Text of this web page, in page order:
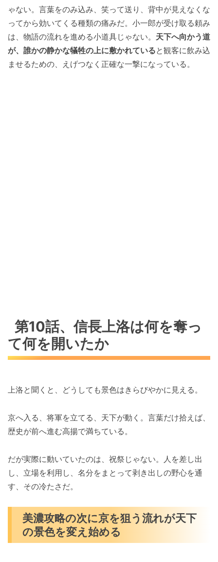
ゃない。言葉をのみ込み、笑って送り、背中が見えなくな
ってから効いてくる種類の痛みだ。小一郎が受け取る頼み
は、物語の流れを進める小道具じゃない。 天下へ向かう道
が、誰かの静かな犠牲の上に敷かれていると観客に飲み込
ませるための、えげつなく正確な一撃になっている。
第10話、信長上洛は何を奪っ
て何を開いたか
上洛と聞くと、どうしても景色はきらびやかに見える。
京へ入る、将軍を立てる、天下が動く。言葉だけ拾えば、
歴史が前へ進む高揚で満ちている。
だが実際に動いていたのは、祝祭じゃない。人を差し出
し、立場を利用し、名分をまとって剥き出しの野心を通
す、その冷たさだ。
美濃攻略の次に京を狙う流れが天下
の景色を変え始める